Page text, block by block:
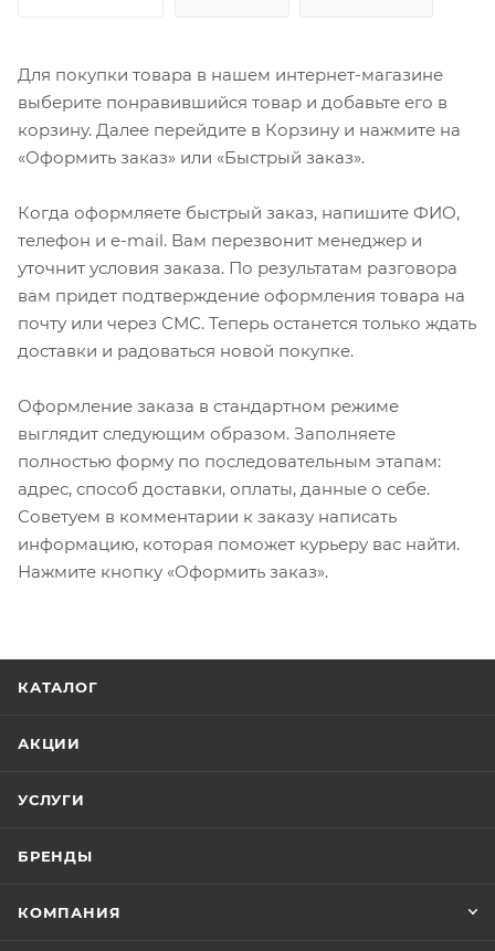
Для покупки товара в нашем интернет-магазине
выберите понравившийся товар и добавьте его в
корзину. Далее перейдите в Корзину и нажмите на
«Оформить заказ» или «Быстрый заказ».
Когда оформляете быстрый заказ, напишите ФИО,
телефон и e-mail. Вам перезвонит менеджер и
уточнит условия заказа. По результатам разговора
вам придет подтверждение оформления товара на
почту или через СМС. Теперь останется только ждать
доставки и радоваться новой покупке.
Оформление заказа в стандартном режиме
выглядит следующим образом. Заполняете
полностью форму по последовательным этапам:
адрес, способ доставки, оплаты, данные о себе.
Советуем в комментарии к заказу написать
информацию, которая поможет курьеру вас найти.
Нажмите кнопку «Оформить заказ».
КАТАЛОГ
АКЦИИ
УСЛУГИ
БРЕНДЫ
КОМПАНИЯ